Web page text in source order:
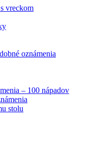
vreckom
oznámenia
– 100 nápadov
stolu